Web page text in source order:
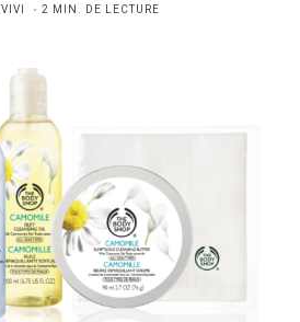
VIVI 2 MIN. DE LECTURE